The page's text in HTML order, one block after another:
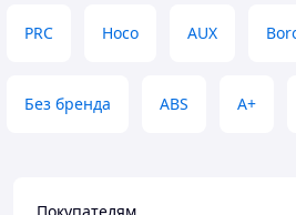
PRC Hoco AUX
Без бренда ABS A+